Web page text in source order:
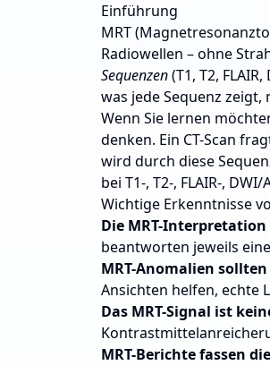
Einführung
MRT
Radiowellen – ohne
Sequenzen(T1, T2,
was jede Sequenz
Wenn Sie lernen
denken. Ein CT-Scan
wird durch diese
bei T1-, T2-, FLAIR-,
Wichtige Erkenntnisse
Die MRT-
beantworten jeweils
MRT-Anomalien
Ansichten helfen, echte
Das MRT-Signal ist
MRT-Berichte fassen